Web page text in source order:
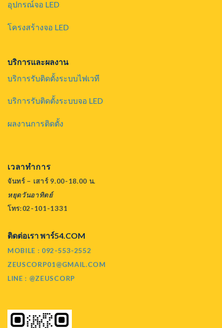
อุปกรณ์จอ LED
โครงสร้างจอ LED
บริการและผลงาน
บริการรับติดตั้งระบบไฟเวที
บริการรับติดตั้งระบบจอ LED
ผลงานการติดตั้ง
เวลาทำการ
จันทร์ – เสาร์ 9.00-18.00 น.
หยุดวันอาทิตย์
โทร:02-101-1331
ติดต่อเรา พาร์54.COM
MOBILE : 092-553-2552
ZEUSCORP01@GMAIL.COM
LINE : @ZEUSCORP